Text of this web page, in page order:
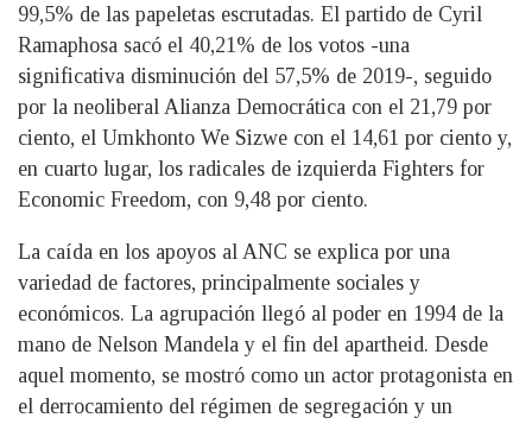
99,5% de las papeletas escrutadas. El partido de Cyril
Ramaphosa sacó el 40,21% de los votos -una
significativa disminución del 57,5% de 2019-, seguido
por la neoliberal Alianza Democrática con el 21,79 por
ciento, el Umkhonto We Sizwe con el 14,61 por ciento y,
en cuarto lugar, los radicales de izquierda Fighters for
Economic Freedom, con 9,48 por ciento.
La caída en los apoyos al ANC se explica por una
variedad de factores, principalmente sociales y
económicos. La agrupación llegó al poder en 1994 de la
mano de Nelson Mandela y el fin del apartheid. Desde
aquel momento, se mostró como un actor protagonista en
el derrocamiento del régimen de segregación y un